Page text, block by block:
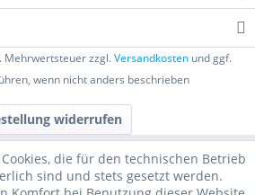
Mehrwertsteuer zzgl.Versandkosten und ggf.
wenn nicht anders beschrieben
widerrufen
die für den technischen Betrieb
sind und stets gesetzt werden.